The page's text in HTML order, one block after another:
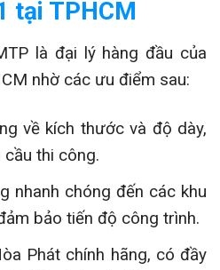
tại TPHCM
là đại lý hàng đầu của
nhờ các ưu điểm sau:
về kích thước và độ dày,
thi công.
nhanh chóng đến các khu
bảo tiến độ công trình.
Phát chính hãng, có đầy